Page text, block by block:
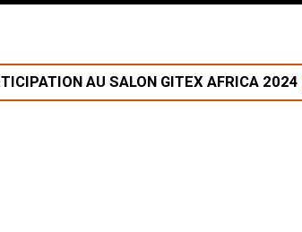
AU SALON GITEX AFRICA 2024